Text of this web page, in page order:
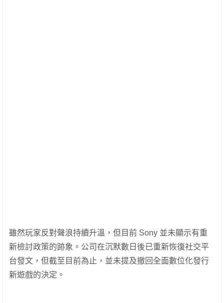
雖然玩家反對聲浪持續升溫，但目前 Sony 並未顯示有重
新檢討政策的跡象。公司在沉默數日後已重新恢復社交平
台發文，但截至目前為止，並未提及撤回全面數位化發行
新遊戲的決定。